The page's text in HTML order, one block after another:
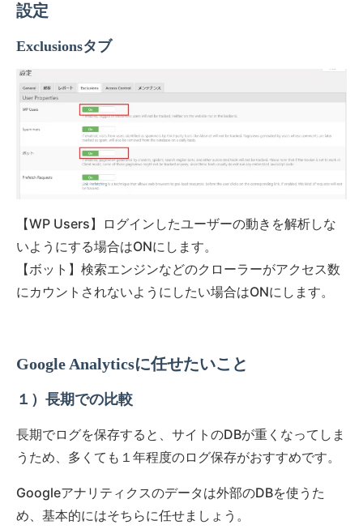
設定
Exclusionsタブ
【WP Users】ログインしたユーザーの動きを解析しな
いようにする場合はONにします。
【ボット】検索エンジンなどのクローラーがアクセス数
にカウントされないようにしたい場合はONにします。
Google Analyticsに任せたいこと
１）長期での比較
長期でログを保存すると、サイトのDBが重くなってしま
うため、多くても１年程度のログ保存がおすすめです。
Googleアナリティクスのデータは外部のDBを使うた
め、基本的にはそちらに任せましょう。